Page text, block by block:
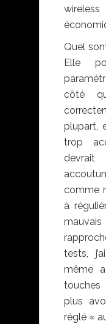
Quel
Elle
côté
plupart,
trop
comme
à
tests,
même
plus
réglé «